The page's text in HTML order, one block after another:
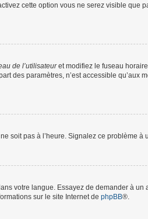
cette option vous ne serez visible que
de l’utilisateuret modifiez le fuseau
des paramètres, n’est accessible qu’aux
soit pas à l’heure. Signalez ce problème à
votre langue. Essayez de demander à un
sur le site Internet de phpBB®.